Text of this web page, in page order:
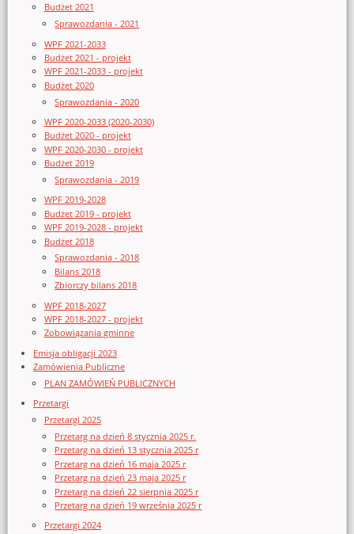
Budżet 2021
Sprawozdania - 2021
WPF 2021-2033
Budżet 2021 - projekt
WPF 2021-2033 - projekt
Budżet 2020
Sprawozdania - 2020
WPF 2020-2033 (2020-2030)
Budżet 2020 - projekt
WPF 2020-2030 - projekt
Budżet 2019
Sprawozdania - 2019
WPF 2019-2028
Budżet 2019 - projekt
WPF 2019-2028 - projekt
Budżet 2018
Sprawozdania - 2018
Bilans 2018
Zbiorczy bilans 2018
WPF 2018-2027
WPF 2018-2027 - projekt
Zobowiązania gminne
Emisja obligacji 2023
Zamówienia Publiczne
PLAN ZAMÓWIEŃ PUBLICZNYCH
Przetargi
Przetargi 2025
Przetarg na dzień 8 stycznia 2025 r.
Przetarg na dzień 13 stycznia 2025 r
Przetarg na dzień 16 maja 2025 r
Przetarg na dzień 23 maja 2025 r
Przetarg na dzień 22 sierpnia 2025 r
Przetarg na dzień 19 września 2025 r
Przetargi 2024